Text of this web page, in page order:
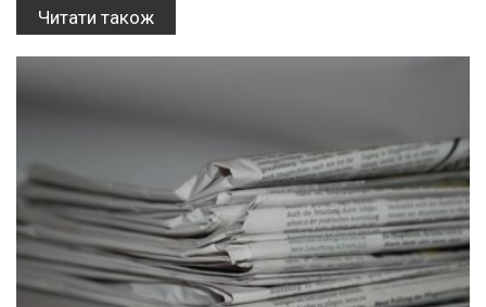
Читати також